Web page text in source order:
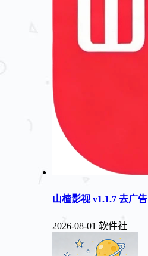
山楂影视 v1.1.7 去广告
2026-08-01 软件社